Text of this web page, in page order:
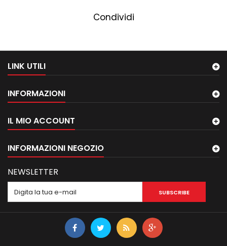
Condividi
LINK UTILI
INFORMAZIONI
IL MIO ACCOUNT
INFORMAZIONI NEGOZIO
NEWSLETTER
SUBSCRIBE